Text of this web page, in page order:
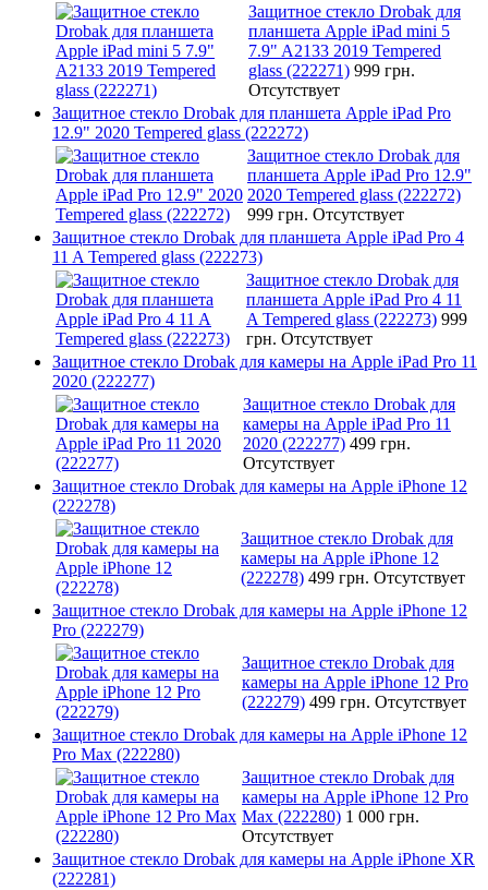
Защитное стекло Drobak для
планшета Apple iPad mini 5
7.9" A2133 2019 Tempered
glass (222271) 999 грн.
Отсутствует
Защитное стекло Drobak для планшета Apple iPad Pro
12.9" 2020 Tempered glass (222272)
Защитное стекло Drobak для
планшета Apple iPad Pro 12.9"
2020 Tempered glass (222272)
999 грн. Отсутствует
Защитное стекло Drobak для планшета Apple iPad Pro 4
11 A Tempered glass (222273)
Защитное стекло Drobak для
планшета Apple iPad Pro 4 11
A Tempered glass (222273) 999
грн. Отсутствует
Защитное стекло Drobak для камеры на Apple iPad Pro 11
2020 (222277)
Защитное стекло Drobak для
камеры на Apple iPad Pro 11
2020 (222277) 499 грн.
Отсутствует
Защитное стекло Drobak для камеры на Apple iPhone 12
(222278)
Защитное стекло Drobak для
камеры на Apple iPhone 12
(222278) 499 грн. Отсутствует
Защитное стекло Drobak для камеры на Apple iPhone 12
Pro (222279)
Защитное стекло Drobak для
камеры на Apple iPhone 12 Pro
(222279) 499 грн. Отсутствует
Защитное стекло Drobak для камеры на Apple iPhone 12
Pro Max (222280)
Защитное стекло Drobak для
камеры на Apple iPhone 12 Pro
Max (222280) 1 000 грн.
Отсутствует
Защитное стекло Drobak для камеры на Apple iPhone XR
(222281)